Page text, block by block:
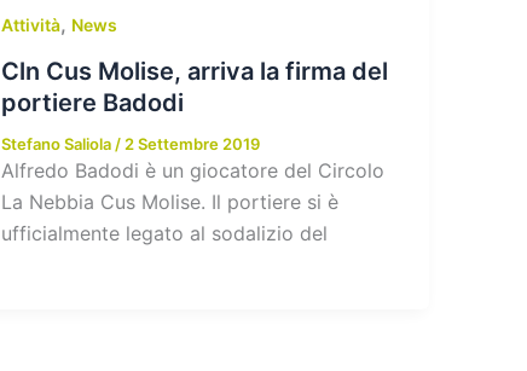
Attività, News
Cln Cus Molise, arriva la firma del
portiere Badodi
Stefano Saliola / 2 Settembre 2019
Alfredo Badodi è un giocatore del Circolo
La Nebbia Cus Molise. Il portiere si è
ufficialmente legato al sodalizio del